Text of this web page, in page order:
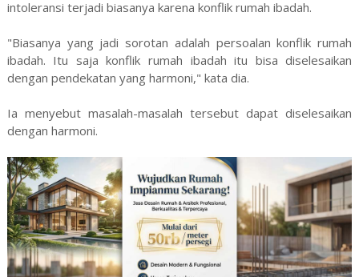
intoleransi terjadi biasanya karena konflik rumah ibadah.
"Biasanya yang jadi sorotan adalah persoalan konflik rumah
ibadah. Itu saja konflik rumah ibadah itu bisa diselesaikan
dengan pendekatan yang harmoni," kata dia.
Ia menyebut masalah-masalah tersebut dapat diselesaikan
dengan harmoni.